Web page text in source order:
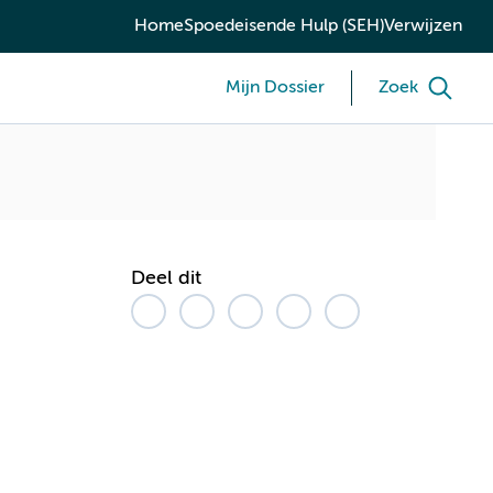
HomeSpoedeisende Hulp (SEH)Verwijzen
Mijn Dossier Zoek
Deel dit